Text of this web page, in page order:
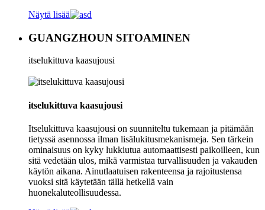
Näytä lisää
GUANGZHOUN SITOAMINEN
itselukittuva kaasujousi
itselukittuva kaasujousi
Itselukittuva kaasujousi on suunniteltu tukemaan ja pitämään
tietyssä asennossa ilman lisälukitusmekanismeja. Sen tärkein
ominaisuus on kyky lukkiutua automaattisesti paikoilleen, kun
sitä vedetään ulos, mikä varmistaa turvallisuuden ja vakauden
käytön aikana. Ainutlaatuisen rakenteensa ja rajoitustensa
vuoksi sitä käytetään tällä hetkellä vain
huonekaluteollisuudessa.